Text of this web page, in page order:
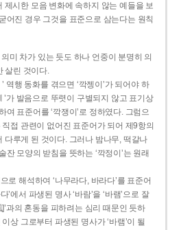
시한 모음 변화에 속하지 않는 예들을 보
어진 경우 그것을 표준으로 삼는다는 원칙
의미 차가 있는 듯도 하나 언중이 분명히 의
살린 것이다.
역행 동화를 겪으면 ‘깍젱이’가 되어야 하
’가 발음으로 뚜렷이 구별되지 않고 표기상
여 표준어를 ‘깍쟁이’로 정하였다. 그럼으
직접 관련이 없어진 표준어가 되어 제9항의
다루게 된 것이다. 그러나 밤나무, 떡갈나
잔 모양의 받침을 뜻하는 ‘깍정이’는 원래
로 해석하여 ‘나무라다, 바라다’를 표준어
’에서 파생된 명사 ‘바람’을 ‘바램’으로 잘
과의 혼동을 피하려는 심리 때문인 듯하
상 그로부터 파생된 명사가 ‘바램’이 될